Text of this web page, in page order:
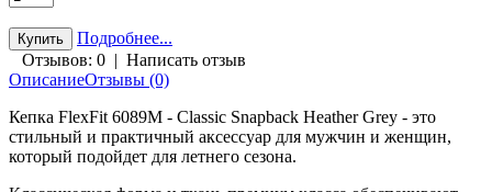
Подробнее...
Отзывов: 0 | Написать отзыв
ОписаниеОтзывы (0)
Кепка FlexFit 6089M - Classic Snapback Heather Grey - это
стильный и практичный аксессуар для мужчин и женщин,
который подойдет для летнего сезона.